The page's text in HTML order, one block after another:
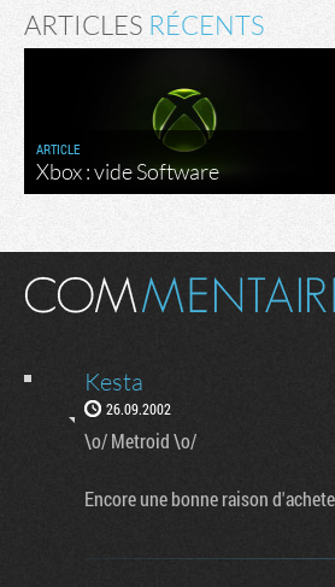
ARTICLES RÉCENTS
ARTICLE
Xbox : vide Software
Kesta
26.09.2002
\o/ Metroid \o/
Encore une bonne raison